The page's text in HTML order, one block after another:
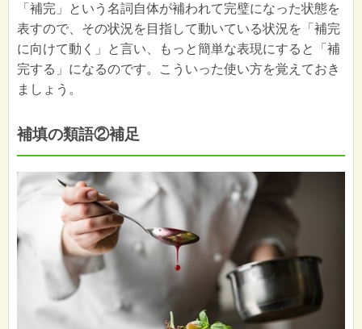
「補完」という名詞自体が補われて完璧になった状態を
表すので、その状況を目指して動いている状況を「補完
に向けて動く」と言い、もっと簡単な表現にすると「補
完する」になるのです。こういった使い方を覚えておき
ましょう。
補填の類語②補足